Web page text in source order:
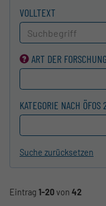
VOLLTEXT
ART DER
KATEGORIE NACH ÖFOS
Suche zurücksetzen
Eintrag 1-20von 42